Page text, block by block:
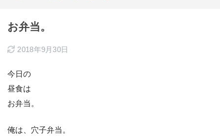
お弁当。
2018年9月30日
今日の
昼食は
お弁当。
俺は、穴子弁当。